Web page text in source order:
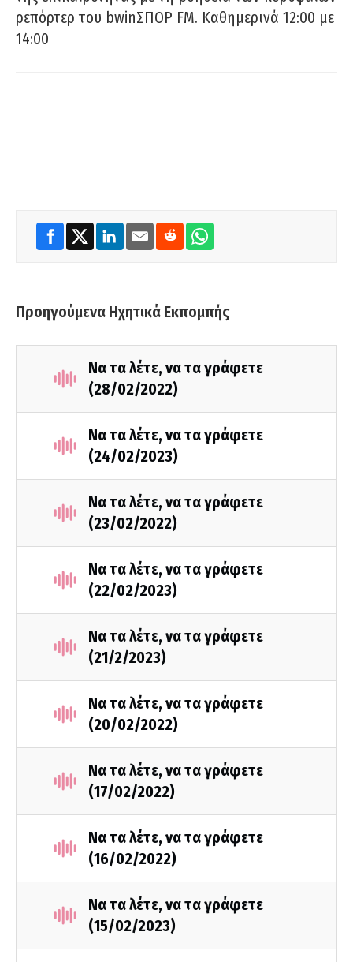
ρεπόρτερ του bwinΣΠΟΡ FM. Καθημερινά 12:00 με
14:00
Προηγούμενα Ηχητικά Εκπομπής
Να τα λέτε, να τα γράφετε
(28/02/2022)
Να τα λέτε, να τα γράφετε
(24/02/2023)
Να τα λέτε, να τα γράφετε
(23/02/2022)
Να τα λέτε, να τα γράφετε
(22/02/2023)
Να τα λέτε, να τα γράφετε
(21/2/2023)
Να τα λέτε, να τα γράφετε
(20/02/2022)
Να τα λέτε, να τα γράφετε
(17/02/2022)
Να τα λέτε, να τα γράφετε
(16/02/2022)
Να τα λέτε, να τα γράφετε
(15/02/2023)